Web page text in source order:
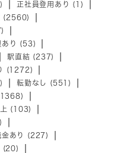
正社員登用あり (1)
(2560)
あり (53)
駅直結 (237)
(1272)
転勤なし (551)
(103)
金あり (227)
(20)